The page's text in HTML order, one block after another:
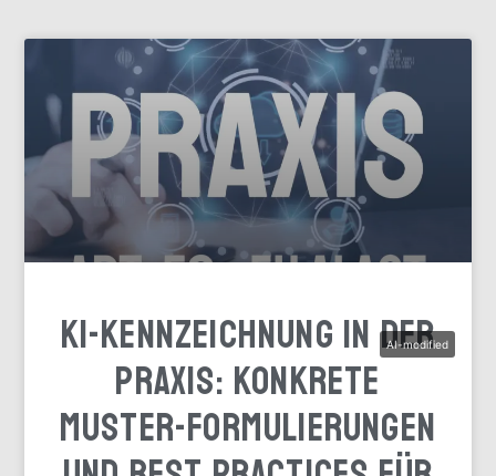
KI-Kennzeichnung in der
Praxis: Konkrete
Muster-Formulierungen
AI-modified